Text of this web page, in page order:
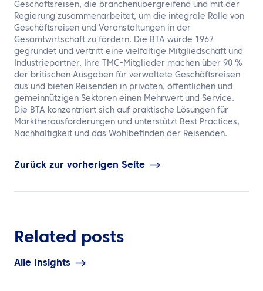
Geschäftsreisen, die branchenübergreifend und mit der
Regierung zusammenarbeitet, um die integrale Rolle von
Geschäftsreisen und Veranstaltungen in der
Gesamtwirtschaft zu fördern. Die BTA wurde 1967
gegründet und vertritt eine vielfältige Mitgliedschaft und
Industriepartner. Ihre TMC-Mitglieder machen über 90 %
der britischen Ausgaben für verwaltete Geschäftsreisen
aus und bieten Reisenden in privaten, öffentlichen und
gemeinnützigen Sektoren einen Mehrwert und Service.
Die BTA konzentriert sich auf praktische Lösungen für
Marktherausforderungen und unterstützt Best Practices,
Nachhaltigkeit und das Wohlbefinden der Reisenden.
Zurück zur vorherigen Seite
Related posts
Alle Insights